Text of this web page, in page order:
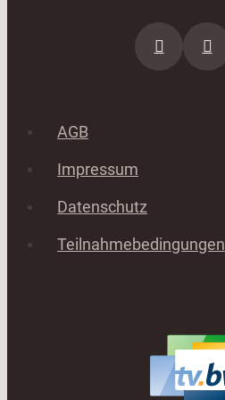
AGB
Impressum
Datenschutz
Teilnahmebedingungen